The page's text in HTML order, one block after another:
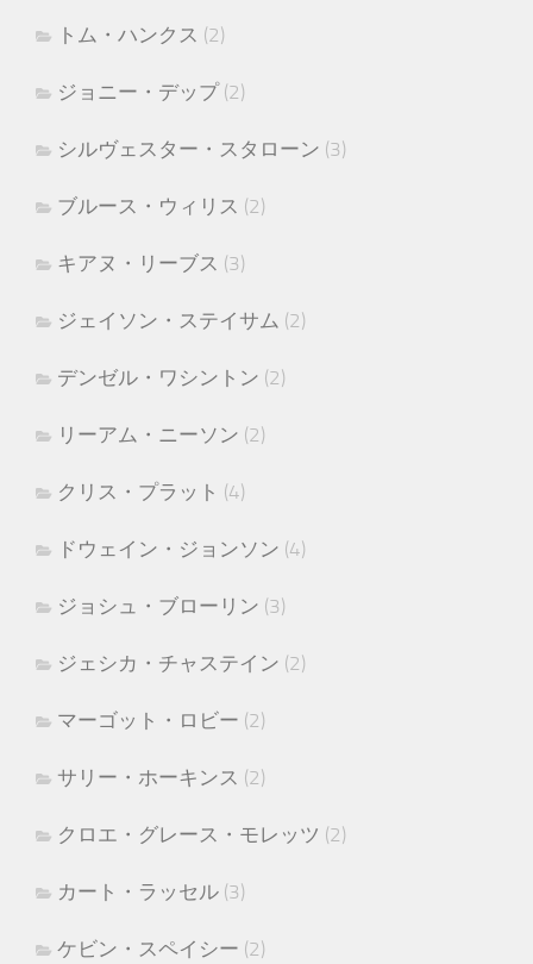
トム・ハンクス (2)
ジョニー・デップ(2)
シルヴェスター・スタローン (3)
ブルース・ウィリス (2)
キアヌ・リーブス (3)
ジェイソン・ステイサム (2)
デンゼル・ワシントン (2)
リーアム・ニーソン (2)
クリス・プラット (4)
ドウェイン・ジョンソン (4)
ジョシュ・ブローリン (3)
ジェシカ・チャステイン (2)
マーゴット・ロビー (2)
サリー・ホーキンス (2)
クロエ・グレース・モレッツ (2)
カート・ラッセル (3)
ケビン・スペイシー (2)